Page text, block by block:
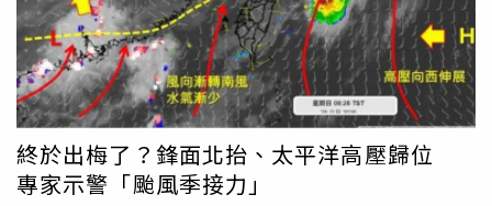
國防部表示，從當地時間上午8時至晚間8時的12小時內，
俄軍共在多個地區擊落124架烏克蘭無人機。莫斯科市長
Sergei Sobyanin也多次發布消息指出，多架飛往首都莫斯
科的烏軍無人機遭防空系統攔截。此外，俄羅斯南部克拉斯
諾達爾邊疆區（Krasnodar Krai）據報也遭烏軍「大規模」
無人機攻擊。地區首長Veniamin Kondratyev提到，這波攻
擊造成1人死亡、1人受傷，掉落殘骸波及多棟住宅，一座煉
油廠起火燃燒，另有電力纜線及天然氣管線受損。烏克蘭方
終於出梅了？鋒面北抬、太平洋高壓歸位
專家示警「颱風季接力」